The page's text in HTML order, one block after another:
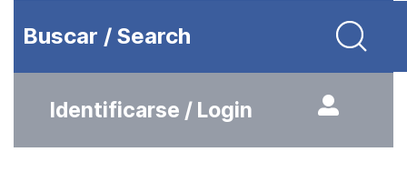
Buscar / Search
Identificarse / Login